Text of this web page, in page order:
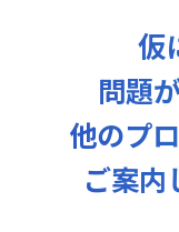
仮
問題
他のプ
ご案内